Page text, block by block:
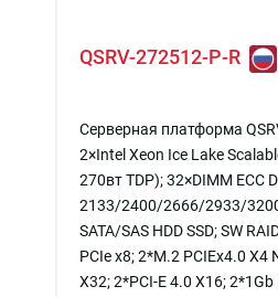
QSRV-272512-P-R
Серверная платформа
2×Intel Xeon Ice Lake
270вт TDP); 32×DIMM ECC
2133/2400/2666/2933/
SATA/SAS HDD SSD; SW
PCIe x8; 2*M.2 PCIEx4.0 X4
X32; 2*PCI-E 4.0 X16;